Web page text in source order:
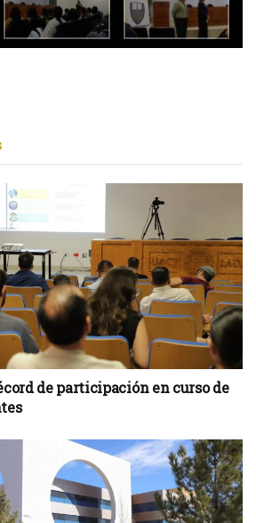
de participación en curso de